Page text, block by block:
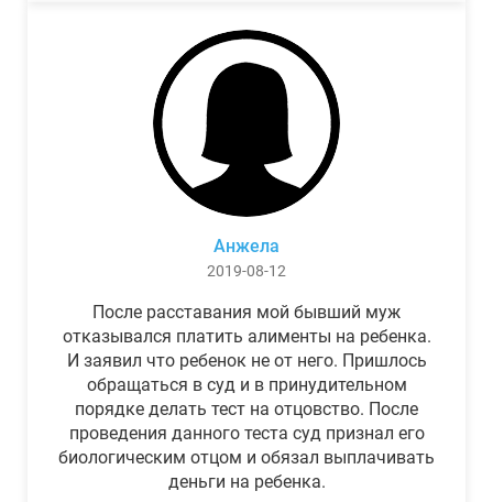
Анжела
2019-08-12
После расставания мой бывший муж
отказывался платить алименты на ребенка.
И заявил что ребенок не от него. Пришлось
обращаться в суд и в принудительном
порядке делать тест на отцовство. После
проведения данного теста суд признал его
биологическим отцом и обязал выплачивать
деньги на ребенка.